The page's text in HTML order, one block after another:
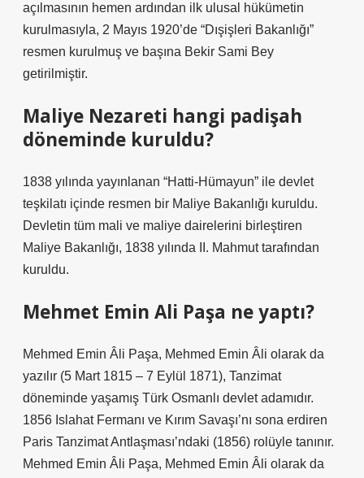
açılmasının hemen ardından ilk ulusal hükümetin
kurulmasıyla, 2 Mayıs 1920’de “Dışişleri Bakanlığı”
resmen kurulmuş ve başına Bekir Sami Bey
getirilmiştir.
Maliye Nezareti hangi padişah
döneminde kuruldu?
1838 yılında yayınlanan “Hatti-Hümayun” ile devlet
teşkilatı içinde resmen bir Maliye Bakanlığı kuruldu.
Devletin tüm mali ve maliye dairelerini birleştiren
Maliye Bakanlığı, 1838 yılında II. Mahmut tarafından
kuruldu.
Mehmet Emin Ali Paşa ne yaptı?
Mehmed Emin Âli Paşa, Mehmed Emin Âli olarak da
yazılır (5 Mart 1815 – 7 Eylül 1871), Tanzimat
döneminde yaşamış Türk Osmanlı devlet adamıdır.
1856 Islahat Fermanı ve Kırım Savaşı’nı sona erdiren
Paris Tanzimat Antlaşması’ndaki (1856) rolüyle tanınır.
Mehmed Emin Âli Paşa, Mehmed Emin Âli olarak da